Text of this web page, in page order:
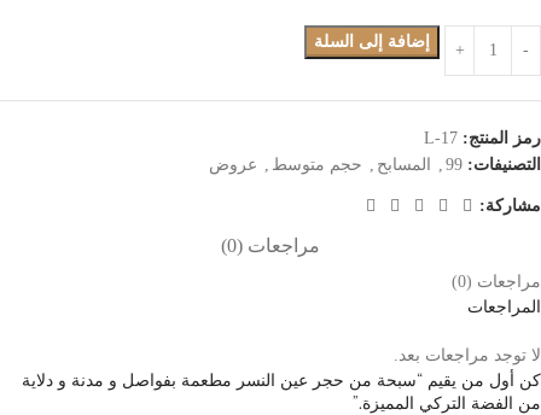
إضافة إلى السلة
رمز المنتج: L-17
التصنيفات: 99
, المسابح , حجم متوسط , عروض
مشاركة:
مراجعات (0)
مراجعات (0)
المراجعات
لا توجد مراجعات بعد.
كن أول من يقيم “سبحة من حجر عين النسر مطعمة بفواصل و مدنة و دلاية
من الفضة التركي المميزة.”